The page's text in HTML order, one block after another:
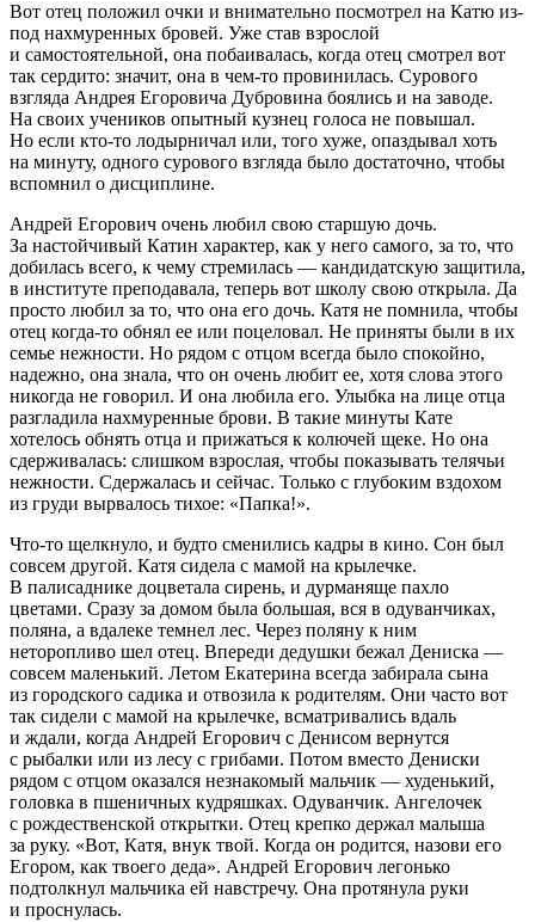
Вот отец положил очки и внимательно посмотрел на Катю из-
под нахмуренных бровей. Уже став взрослой
и самостоятельной, она побаивалась, когда отец смотрел вот
так сердито: значит, она в чем-то провинилась. Сурового
взгляда Андрея Егоровича Дубровина боялись и на заводе.
На своих учеников опытный кузнец голоса не повышал.
Но если кто-то лодырничал или, того хуже, опаздывал хоть
на минуту, одного сурового взгляда было достаточно, чтобы
вспомнил о дисциплине.
Андрей Егорович очень любил свою старшую дочь.
За настойчивый Катин характер, как у него самого, за то, что
добилась всего, к чему стремилась — кандидатскую защитила,
в институте преподавала, теперь вот школу свою открыла. Да
просто любил за то, что она его дочь. Катя не помнила, чтобы
отец когда-то обнял ее или поцеловал. Не приняты были в их
семье нежности. Но рядом с отцом всегда было спокойно,
надежно, она знала, что он очень любит ее, хотя слова этого
никогда не говорил. И она любила его. Улыбка на лице отца
разгладила нахмуренные брови. В такие минуты Кате
хотелось обнять отца и прижаться к колючей щеке. Но она
сдерживалась: слишком взрослая, чтобы показывать телячьи
нежности. Сдержалась и сейчас. Только с глубоким вздохом
из груди вырвалось тихое: «Папка!».
Что-то щелкнуло, и будто сменились кадры в кино. Сон был
совсем другой. Катя сидела с мамой на крылечке.
В палисаднике доцветала сирень, и дурманяще пахло
цветами. Сразу за домом была большая, вся в одуванчиках,
поляна, а вдалеке темнел лес. Через поляну к ним
неторопливо шел отец. Впереди дедушки бежал Дениска —
совсем маленький. Летом Екатерина всегда забирала сына
из городского садика и отвозила к родителям. Они часто вот
так сидели с мамой на крылечке, всматривались вдаль
и ждали, когда Андрей Егорович с Денисом вернутся
с рыбалки или из лесу с грибами. Потом вместо Дениски
рядом с отцом оказался незнакомый мальчик — худенький,
головка в пшеничных кудряшках. Одуванчик. Ангелочек
с рождественской открытки. Отец крепко держал малыша
за руку. «Вот, Катя, внук твой. Когда он родится, назови его
Егором, как твоего деда». Андрей Егорович легонько
подтолкнул мальчика ей навстречу. Она протянула руки
и проснулась.